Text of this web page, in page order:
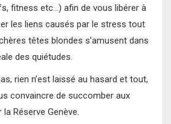
fitness etc…) afin de vous libérer à
les liens causés par le stress tout
têtes blondes s’amusent dans
des quiétudes.
rien n’est laissé au hasard et tout,
convaincre de succomber aux
Réserve Genève.